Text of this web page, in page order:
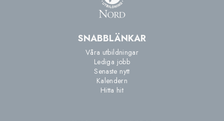
SNABBLÄNKAR
Våra utbildningar
Lediga jobb
Senaste nytt
Kalendern
Hitta hit